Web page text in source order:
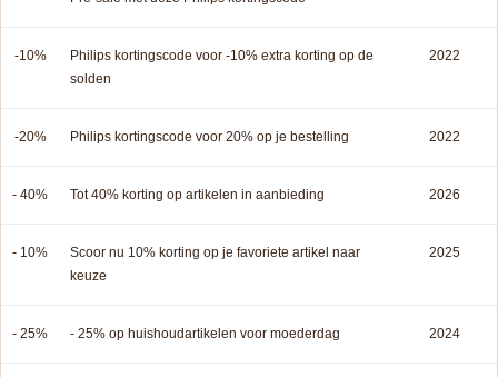
-10%
Philips kortingscode voor -10% extra korting op de
solden
2022
-20% Philips kortingscode voor 20% op je bestelling 2022
- 40% Tot 40% korting op artikelen in aanbieding 2026
- 10%
Scoor nu 10% korting op je favoriete artikel naar
keuze
2025
- 25% - 25% op huishoudartikelen voor moederdag 2024